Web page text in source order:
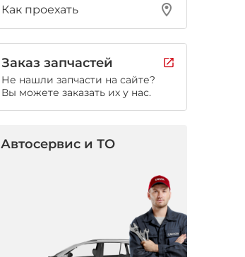
Как проехать
Заказ запчастей
Не нашли запчасти на сайте?
Вы можете заказать их у нас.
Автосервис и ТО